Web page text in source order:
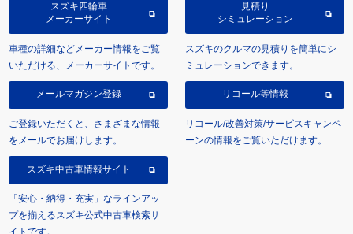
スズキ四輪車
メーカーサイト
車種の詳細などメーカー情報をご覧
いただける、メーカーサイトです。
見積り
シミュレーション
スズキのクルマの見積りを簡単にシ
ミュレーションできます。
メールマガジン登録
ご登録いただくと、さまざまな情報
をメールでお届けします。
リコール等情報
リコール/改善対策/サービスキャンペ
ーンの情報をご覧いただけます。
スズキ中古車情報サイト
「安心・納得・充実」なラインアッ
プを揃えるスズキ公式中古車検索サ
イトです。